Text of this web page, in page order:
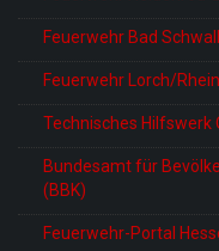
Feuerwehr Bad
Feuerwehr Lorch/Rhein
Technisches Hilfswerk
Bundesamt für
(BBK)
Feuerwehr-Portal